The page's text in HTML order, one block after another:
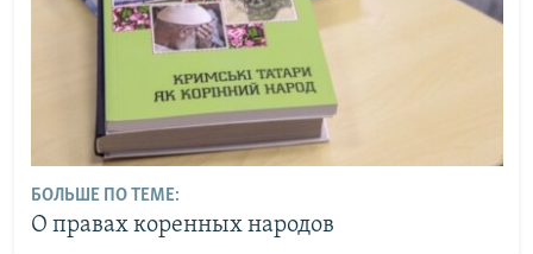
БОЛЬШЕ ПО ТЕМЕ:
О правах коренных народов